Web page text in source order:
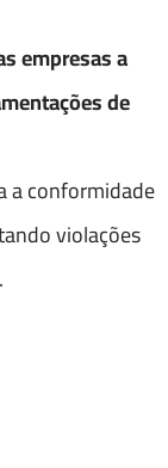
empresas a
de
a conformidade
violações